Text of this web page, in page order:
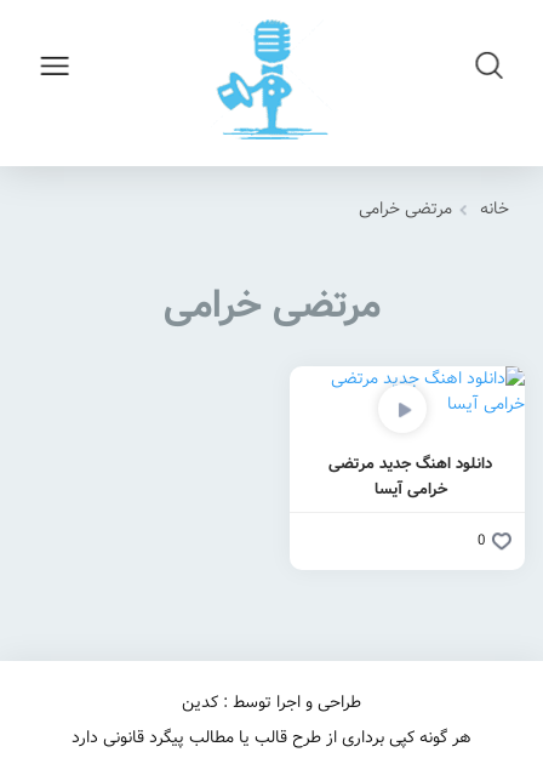
خانه مرتضی خرامی
مرتضی خرامی
دانلود اهنگ جدید مرتضی
خرامی آیسا
0
طراحی و اجرا توسط : کدین
هر گونه کپی برداری از طرح قالب یا مطالب پیگرد قانونی دارد